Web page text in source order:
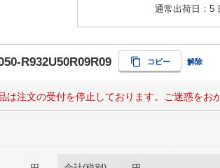
通常出荷日：5
R932U50R09R09 コピー 解除
は注文の受付を停止しております。ご迷惑をお